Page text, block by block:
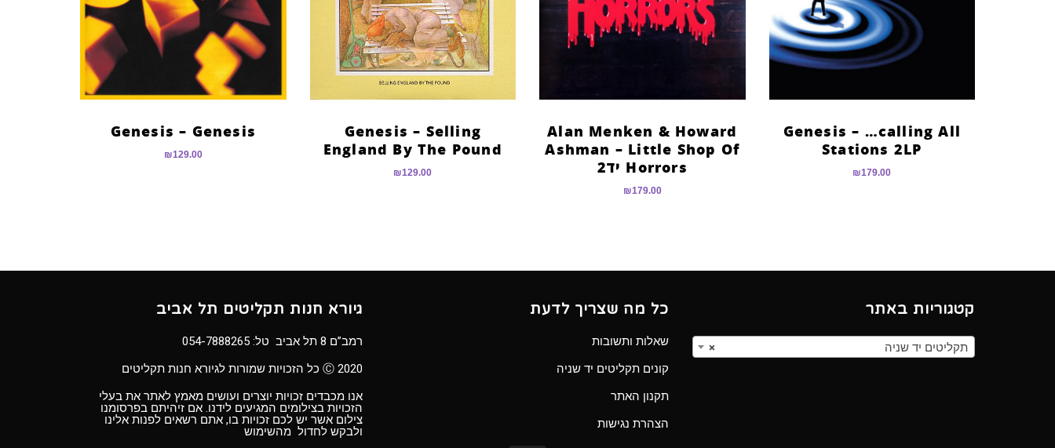
Genesis – …calling All
Stations 2LP
₪179.00
Alan Menken & Howard
Ashman – Little Shop Of
Horrors יד2
₪179.00
Genesis – Selling
England By The Pound
₪129.00
Genesis – Genesis
₪129.00
קטגוריות באתר
× תקליטים יד שניה
כל מה שצריך לדעת
שאלות ותשובות
קונים תקליטים יד שניה
תקנון האתר
הצהרת נגישות
גיורא חנות תקליטים תל אביב
רמב”ם 8 תל אביב טל:
054-7888265
Ⓒ 2020 כל הזכויות שמורות לגיורא חנות תקליטים
אנו מכבדים זכויות יוצרים ועושים מאמץ לאתר את בעלי
הזכויות בצילומים המגיעים לידנו. אם זיהיתם בפרסומנו
צילום אשר יש לכם זכויות בו, אתם רשאים לפנות אלינו
ולבקש לחדול מהשימוש